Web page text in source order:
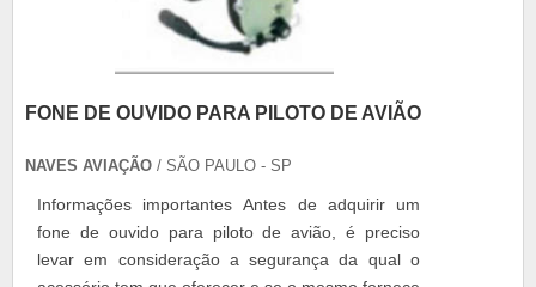
FONE DE OUVIDO PARA PILOTO DE AVIÃO
NAVES AVIAÇÃO / SÃO PAULO - SP
Informações importantes Antes de adquirir um
fone de ouvido para piloto de avião, é preciso
levar em consideração a segurança da qual o